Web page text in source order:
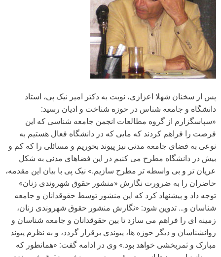
پس از سخنان شهلا اعزازی، نوبت به دکتر امیر نیک پی، استاد
دانشگاه و جامعه شناس در حوزه شناخت و ادیان رسید:
«سپاسگزارم از گروه مطالعات انجمن جامعه شناسی که این
فرصت را فراهم کردند که مایی که در دانشگاه فعال هستیم به
نوعی به فضای جامعه مدنی نیز پیوند بخوریم و مسائلی را که کم و
بیش در دانشگاه مطرح می کنیم در این فضاهای مدنی به شکل
عریان تر و بی واسطه تر مطرح سازیم.» نیک پی با بیان این مقدمه،
حاضران را به ضرورت نگارش «منشور حقوق شهروندی زنان»
توجه داد و پیشنهاد کرد که این منشور توسط حقوقدانان و جامعه
شناسان و… تدوین شود: «نگارش منشور حقوق شهروندی زنان،
زمینه ای را فراهم می سازد تا بین حقوقدانان و جامعه شناسان و
روانشناسان و دیگر حوزه ها، پیوندی برقرار گردد، و به نظرم پیوند
مبارک و ثمربخشی خواهد بود.» وی در ادامه گفت: «همانطور که